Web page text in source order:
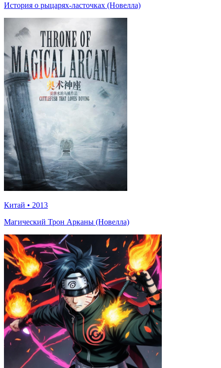
История о рыцарях-ласточках (Новелла)
Китай • 2013
Магический Трон Арканы (Новелла)